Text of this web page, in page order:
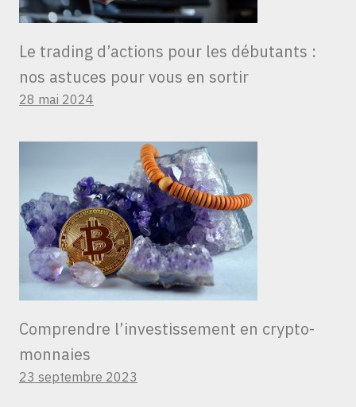
Le trading d’actions pour les débutants :
nos astuces pour vous en sortir
28 mai 2024
Comprendre l’investissement en crypto-
monnaies
23 septembre 2023